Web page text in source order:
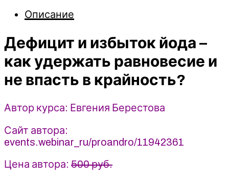
избыток
–
как
удержать
равновесие
не
впасть
в
крайность
Клиника
Описание
Дефицит и избыток йода –
как удержать равновесие и
не впасть в крайность?
Автор курса: Евгения Берестова
Сайт автора:
events.webinar_ru/proandro/11942361
Цена автора: 500 руб.